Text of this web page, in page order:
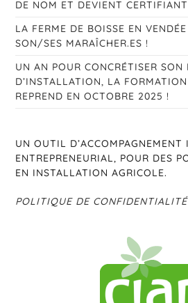
DE NOM ET DEVIENT
LA FERME DE BOISSE EN VENDÉE
SON/SES MARAÎCHER.ES !
UN AN POUR CONCRÉTISER SON
D’INSTALLATION, LA
REPREND EN OCTOBRE 2025 !
UN OUTIL D’ACCOMPAGNEMENT
ENTREPRENEURIAL, POUR DES
EN INSTALLATION AGRICOLE.
POLITIQUE DE CONFIDENTIALITÉ